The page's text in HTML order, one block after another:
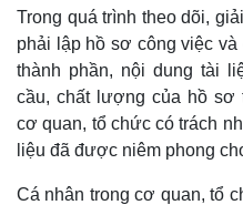
Cuộc sống đó đây
Hồ sơ
Trong quá trình theo dõi,
phải lập hồ sơ công việc
thành phần, nội dung tài
cầu, chất lượng của hồ sơ
cơ quan, tổ chức có trách
liệu đã được niêm phong
Cá nhân trong cơ quan, tổ